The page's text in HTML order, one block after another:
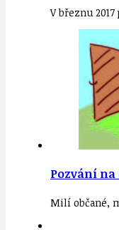
V březnu
Pozvání na
Milí občané,